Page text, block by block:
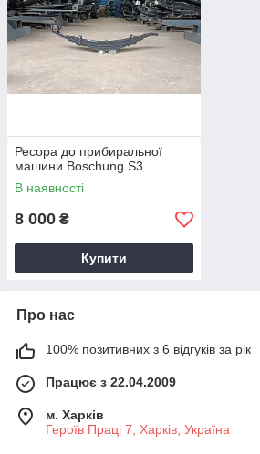
Ресора до прибиральної
машини Boschung S3
В наявності
8 000 ₴
Купити
Про нас
100% позитивних з 6 відгуків за рік
Працює з 22.04.2009
м. Харків
Героїв Праці 7, Харків, Україна